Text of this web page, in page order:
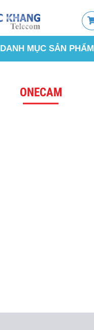
DANH MỤC SẢN PHẨM
ONECAM